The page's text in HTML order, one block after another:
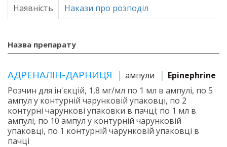
Наявність Накази про розподіл
Назва препарату
АДРЕНАЛІН-ДАРНИЦЯ ампули
Epinephrine
Розчин для ін'єкцій, 1,8 мг/мл по 1 мл в ампулі, по 5
ампул у контурній чарунковій упаковці, по 2
контурні чарункові упаковки в пачці; по 1 мл в
ампулі, по 10 ампул у контурній чарунковій
упаковці, по 1 контурній чарунковій упаковці в
пачці